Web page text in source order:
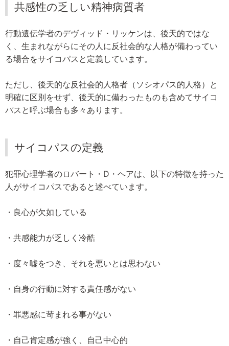
共感性の乏しい精神病質者
行動遺伝学者のデヴィッド・リッケンは、後天的ではな
く、生まれながらにその人に反社会的な人格が備わってい
る場合をサイコパスと定義しています。
ただし、後天的な反社会的人格者（ソシオパス的人格）と
明確に区別をせず、後天的に備わったものも含めてサイコ
パスと呼ぶ場合も多々あります。
サイコパスの定義
犯罪心理学者のロバート・D・ヘアは、以下の特徴を持った
人がサイコパスであると述べています。
・良心が欠如している
・共感能力が乏しく冷酷
・度々嘘をつき、それを悪いとは思わない
・自身の行動に対する責任感がない
・罪悪感に苛まれる事がない
・自己肯定感が強く、自己中心的